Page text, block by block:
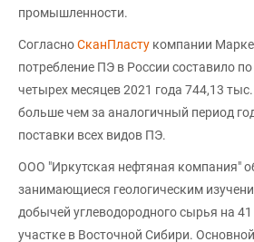
промышленности.
СогласноСканПласту компании
потребление ПЭ в России составило
четырех месяцев 2021 года 744,13 тыс.
больше чем за аналогичный период
поставки всех видов ПЭ.
ООО "Иркутская нефтяная компания"
занимающиеся геологическим
добычей углеводородного сырья на
участке в Восточной Сибири.